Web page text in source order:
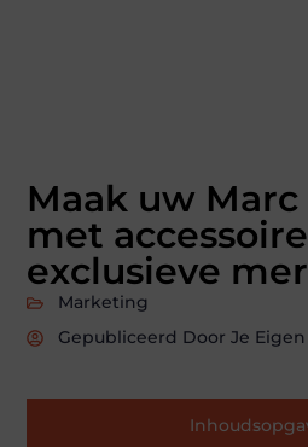
Maak uw
met
exclusieve
Marketing
Gepubliceerd Door Je